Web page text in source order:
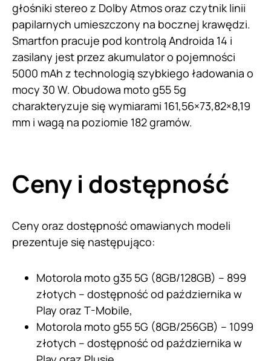
głośniki stereo z Dolby Atmos oraz czytnik linii
papilarnych umieszczony na bocznej krawędzi.
Smartfon pracuje pod kontrolą Androida 14 i
zasilany jest przez akumulator o pojemności
5000 mAh z technologią szybkiego ładowania o
mocy 30 W. Obudowa moto g55 5g
charakteryzuje się wymiarami 161,56×73,82×8,19
mm i wagą na poziomie 182 gramów.
Ceny i dostępność
Ceny oraz dostępność omawianych modeli
prezentuje się następująco:
Motorola moto g35 5G (8GB/128GB) – 899
złotych – dostępność od października w
Play oraz T-Mobile,
Motorola moto g55 5G (8GB/256GB) – 1099
złotych – dostępność od października w